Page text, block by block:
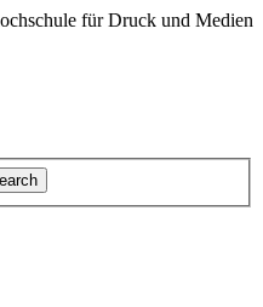
für Druck und Medien